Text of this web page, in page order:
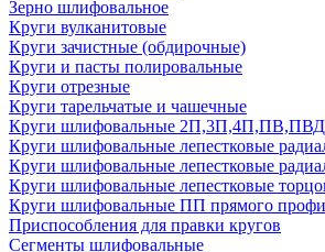
Зерно шлифовальное
Круги вулканитовые
Круги зачистные (обдирочные)
Круги и пасты полировальные
Круги отрезные
Круги тарельчатые и чашечные
Круги шлифовальные 2П,3П,4П,ПВ,ПВД
Круги шлифовальные лепестковые
Круги шлифовальные лепестковые
Круги шлифовальные лепестковые
Круги шлифовальные ПП прямого
Приспособления для правки кругов
Сегменты шлифовальные